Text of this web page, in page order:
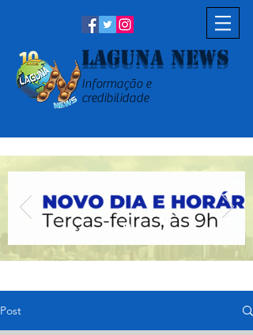
Laguna News
Informação e
credibilidade
Post